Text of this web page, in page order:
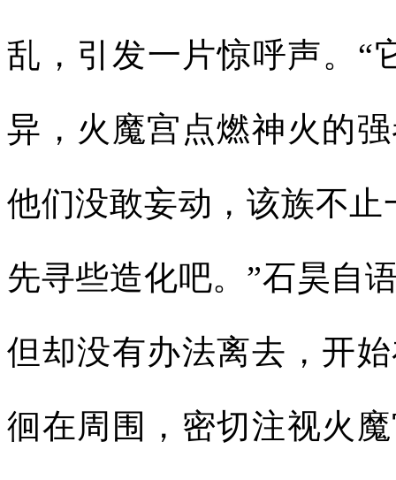
乱，引发一片惊呼声。“
异，火魔宫点燃神火的
他们没敢妄动，该族不
先寻些造化吧。”石昊自
但却没有办法离去，开
徊在周围，密切注视火